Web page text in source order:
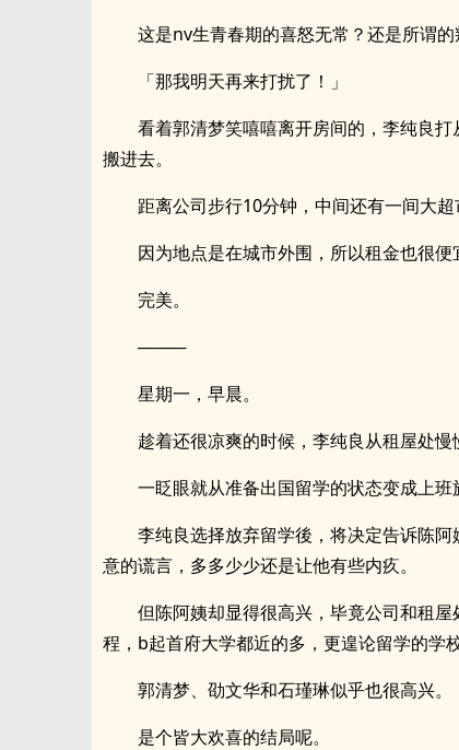
这是nv生青春期的喜怒无常？还是所谓的
「那我明天再来打扰了！」
看着郭清梦笑嘻嘻离开房间的，李纯良
搬进去。
距离公司步行10分钟，中间还有一间大超
因为地点是在城市外围，所以租金也很便
完美。
────
星期一，早晨。
趁着还很凉爽的时候，李纯良从租屋处慢
一眨眼就从准备出国留学的状态变成上班
李纯良选择放弃留学後，将决定告诉陈
意的谎言，多多少少还是让他有些内疚。
但陈阿姨却显得很高兴，毕竟公司和租
程，b起首府大学都近的多，更遑论留学的学
郭清梦、劭文华和石瑾琳似乎也很高兴。
是个皆大欢喜的结局呢。